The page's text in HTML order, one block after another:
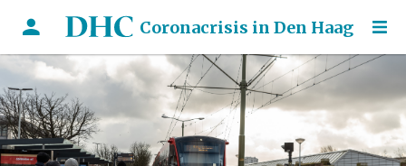
Coronacrisis in Den Haag